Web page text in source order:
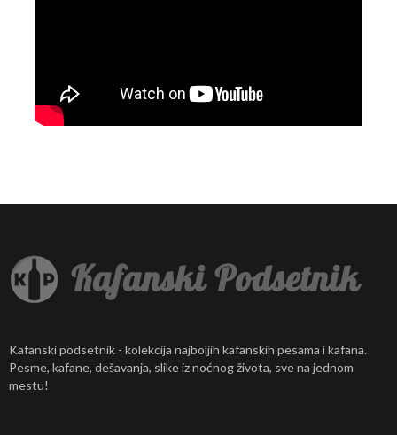
Kafanski podsetnik - kolekcija najboljih kafanskih pesama i kafana.
Pesme, kafane, dešavanja, slike iz noćnog života, sve na jednom
mestu!